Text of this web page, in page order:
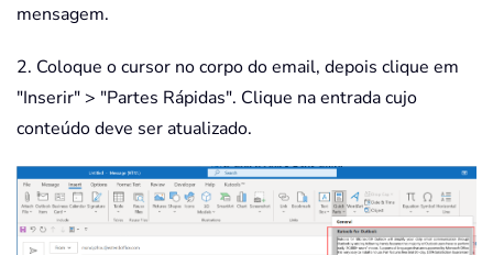
mensagem.
2. Coloque o cursor no corpo do email, depois clique em
"Inserir" > "Partes Rápidas". Clique na entrada cujo
conteúdo deve ser atualizado.